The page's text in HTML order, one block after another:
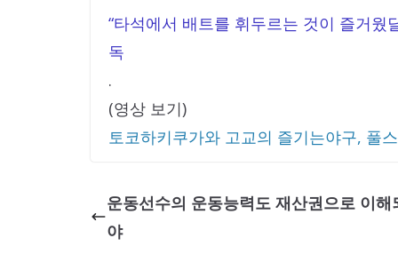
“타석에서 배트를 휘두르는 것이 즐거웠
독
.
(영상 보기)
토코하키쿠가와 고교의 즐기는야구, 풀
운동선수의 운동능력도 재산권으로 이해
야